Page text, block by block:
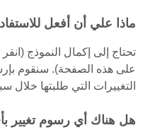
ماذا علي أن أفعل
تحتاج إلى إكمال النموذج
على هذه الصفحة). سنقوم
التغييرات التي طلبتها خلال سبعة (7)
هل هناك أي رسوم تغيير